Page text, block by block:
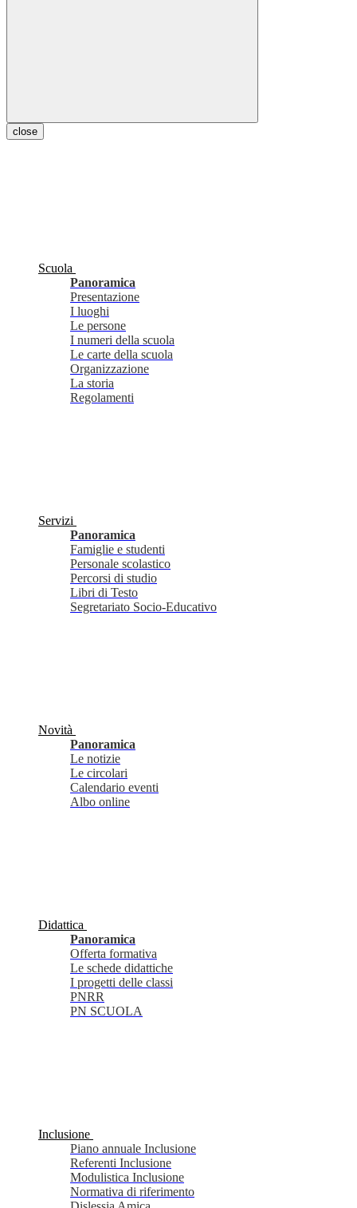
close
Scuola
Panoramica
Presentazione
I luoghi
Le persone
I numeri della scuola
Le carte della scuola
Organizzazione
La storia
Regolamenti
Servizi
Panoramica
Famiglie e studenti
Personale scolastico
Percorsi di studio
Libri di Testo
Segretariato Socio-Educativo
Novità
Panoramica
Le notizie
Le circolari
Calendario eventi
Albo online
Didattica
Panoramica
Offerta formativa
Le schede didattiche
I progetti delle classi
PNRR
PN SCUOLA
Inclusione
Piano annuale Inclusione
Referenti Inclusione
Modulistica Inclusione
Normativa di riferimento